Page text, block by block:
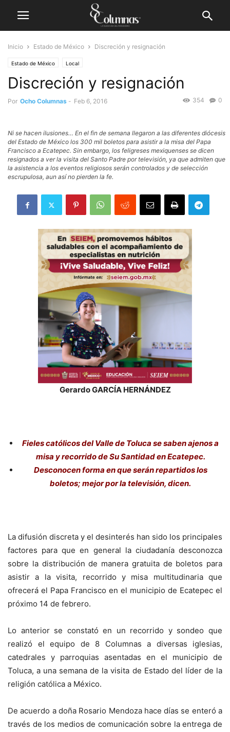
Inicio Estado de México Discreción y resignación
Estado de México Local
Discreción y resignación
Por Ocho Columnas - Feb 6, 2016 0
354
Ni se hacen ilusiones… En el fin de semana llegaron a las diferentes diócesis
del Estado de México los 300 mil boletos para asistir a la misa del Papa
Francisco a Ecatepec. Sin embargo, los feligreses mexiquenses se dicen
resignados a ver la visita del Santo Padre por televisión, ya que admiten que
la asistencia a los eventos religiosos serán controlados y de selección
escrupulosa, aun así no pierden la fe.
Gerardo GARCÍA HERNÁNDEZ
Fieles católicos del Valle de Toluca se saben ajenos a
misa y recorrido de Su Santidad en Ecatepec.
Desconocen forma en que serán repartidos los
boletos; mejor por la televisión, dicen.
La difusión discreta y el desinterés han sido los principales
factores para que en general la ciudadanía desconozca
sobre la distribución de manera gratuita de boletos para
asistir a la visita, recorrido y misa multitudinaria que
ofrecerá el Papa Francisco en el municipio de Ecatepec el
próximo 14 de febrero.
Lo anterior se constató en un recorrido y sondeo que
realizó el equipo de 8 Columnas a diversas iglesias,
catedrales y parroquias asentadas en el municipio de
Toluca, a una semana de la visita de Estado del líder de la
religión católica a México.
De acuerdo a doña Rosario Mendoza hace días se enteró a
través de los medios de comunicación sobre la entrega de